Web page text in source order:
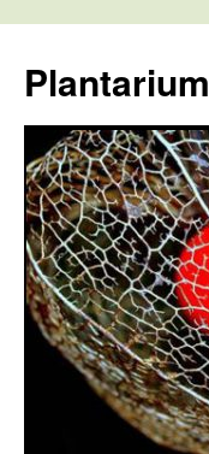
tartalomba
Plantarium